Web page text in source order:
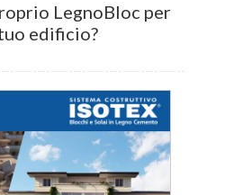
LegnoBloc per
edificio?